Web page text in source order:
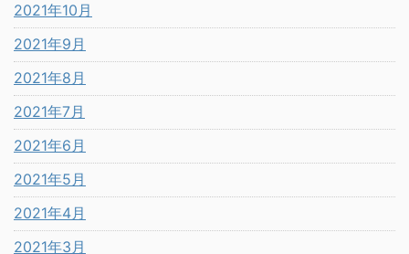
2021年10月
2021年9月
2021年8月
2021年7月
2021年6月
2021年5月
2021年4月
2021年3月